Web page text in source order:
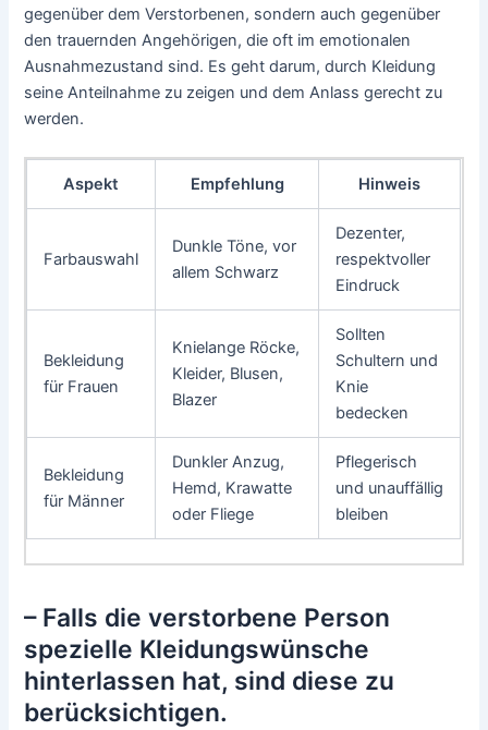
gegenüber dem Verstorbenen, sondern auch gegenüber
den trauernden Angehörigen, die oft im emotionalen
Ausnahmezustand sind. Es geht darum, durch Kleidung
seine Anteilnahme zu zeigen und dem Anlass gerecht zu
werden.
Aspekt Empfehlung Hinweis
Farbauswahl
Dunkle Töne, vor
allem Schwarz
Dezenter,
respektvoller
Eindruck
Bekleidung
für Frauen
Knielange Röcke,
Kleider, Blusen,
Blazer
Sollten
Schultern und
Knie
bedecken
Bekleidung
für Männer
Dunkler Anzug,
Hemd, Krawatte
oder Fliege
Pflegerisch
und unauffällig
bleiben
– Falls die verstorbene Person
spezielle Kleidungswünsche
hinterlassen hat, sind diese zu
berücksichtigen.